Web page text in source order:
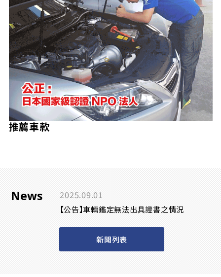
推薦車款
News 2025.09.01
【公告】車輛鑑定無法出具證書之情況
新聞列表